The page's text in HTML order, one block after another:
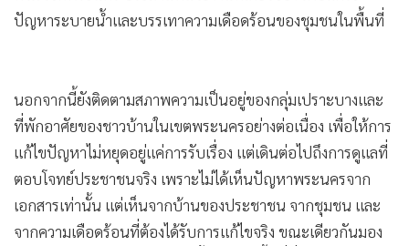
ปัญหาระบายน้ำและบรรเทาความเดือดร้อนของชุมชนในพื้นที่
นอกจากนี้ยังติดตามสภาพความเป็นอยู่ของกลุ่มเปราะบางและ
ที่พักอาศัยของชาวบ้านในเขตพระนครอย่างต่อเนื่อง เพื่อให้การ
แก้ไขปัญหาไม่หยุดอยู่แค่การรับเรื่อง แต่เดินต่อไปถึงการดูแลที่
ตอบโจทย์ประชาชนจริง เพราะไม่ได้เห็นปัญหาพระนครจาก
เอกสารเท่านั้น แต่เห็นจากบ้านของประชาชน จากชุมชน และ
จากความเดือดร้อนที่ต้องได้รับการแก้ไขจริง ขณะเดียวกันมอง